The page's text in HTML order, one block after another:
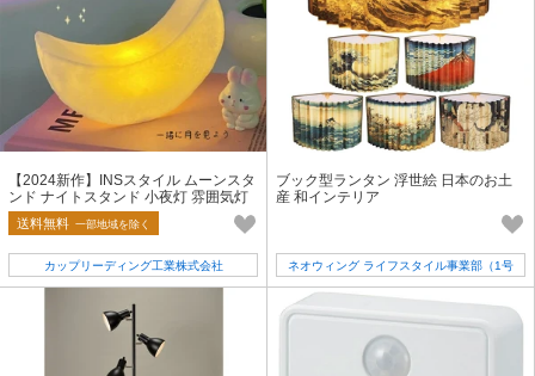
【2024新作】INSスタイル ムーンスタ
ンド ナイトスタンド 小夜灯 雰囲気灯
照明 寝室 家の置物
送料無料 一部地域を除く
カップリーディング工業株式会社
ブック型ランタン 浮世絵 日本のお土
産 和インテリア
ネオウィング ライフスタイル事業部（1号
店）